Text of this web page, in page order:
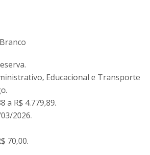
Educacional e Transporte
a R$ 4.779,89.
2026.
70,00.